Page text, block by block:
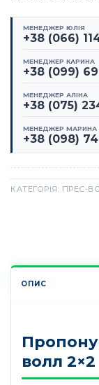
МЕНЕДЖЕР ЮЛІЯ
+38 (066)
МЕНЕДЖЕР КАРИНА
+38 (099)
МЕНЕДЖЕР АЛІНА
+38 (075)
МЕНЕДЖЕР МАРИНА
+38 (098)
КАТЕГОРІЯ: ПРЕС-
ОПИС
волл